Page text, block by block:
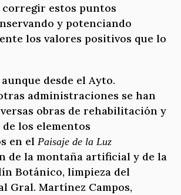
corregir estos puntos
y potenciando
los valores positivos que lo
desde el Ayto.
administraciones se han
obras de rehabilitación y
los elementos
en el Paisaje de la Luz
de la montaña artificial y de la
Botánico, limpieza del
Gral. Martínez Campos,